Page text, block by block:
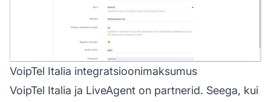
VoipTel Italia integratsioonimaksumus
VoipTel Italia ja LiveAgent on partnerid. Seega, kui